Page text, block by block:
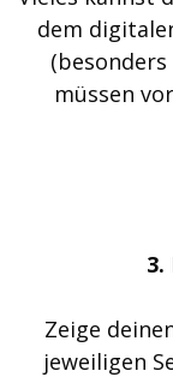
dem
müssen
3.
Zeige
jeweiligen